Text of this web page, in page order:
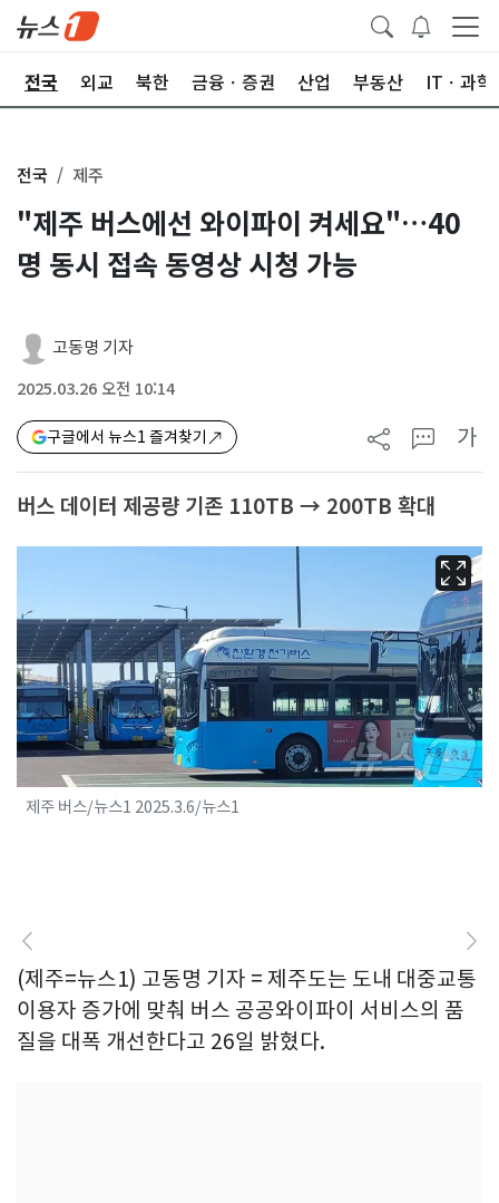
전국 외교 북한 금융ㆍ증권 산업 부동산 ITㆍ과학
전국 제주
"제주 버스에선 와이파이 켜세요"…40
명 동시 접속 동영상 시청 가능
고동명 기자
2025.03.26 오전 10:14
구글에서 뉴스1 즐겨찾기 가
버스 데이터 제공량 기존 110TB → 200TB 확대
제주 버스/뉴스1 2025.3.6/뉴스1
(제주=뉴스1) 고동명 기자 = 제주도는 도내 대중교통
이용자 증가에 맞춰 버스 공공와이파이 서비스의 품
질을 대폭 개선한다고 26일 밝혔다.